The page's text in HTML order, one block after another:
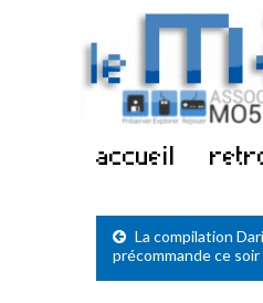
accueil
La compilation
précommande ce soir